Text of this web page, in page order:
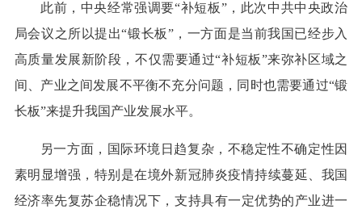
此前，中央经常强调要“补短板”，此次中共中央政治
局会议之所以提出“锻长板”，一方面是当前我国已经步入
高质量发展新阶段，不仅需要通过“补短板”来弥补区域之
间、产业之间发展不平衡不充分问题，同时也需要通过“锻
长板”来提升我国产业发展水平。
另一方面，国际环境日趋复杂，不稳定性不确定性因
素明显增强，特别是在境外新冠肺炎疫情持续蔓延、我国
经济率先复苏企稳情况下，支持具有一定优势的产业进一